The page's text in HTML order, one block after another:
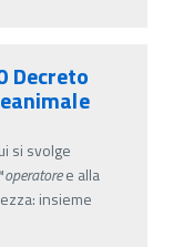
Decreto
si svolge
operatoree alla
insieme